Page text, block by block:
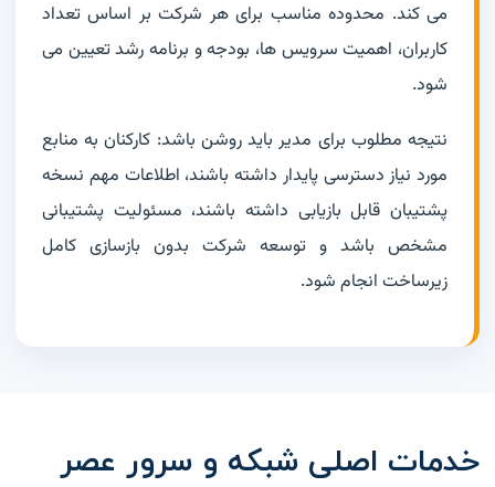
می کند. محدوده مناسب برای هر شرکت بر اساس تعداد
کاربران، اهمیت سرویس ها، بودجه و برنامه رشد تعیین می
شود.
نتیجه مطلوب برای مدیر باید روشن باشد: کارکنان به منابع
مورد نیاز دسترسی پایدار داشته باشند، اطلاعات مهم نسخه
پشتیبان قابل بازیابی داشته باشند، مسئولیت پشتیبانی
مشخص باشد و توسعه شرکت بدون بازسازی کامل
زیرساخت انجام شود.
خدمات اصلی شبکه و سرور عصر